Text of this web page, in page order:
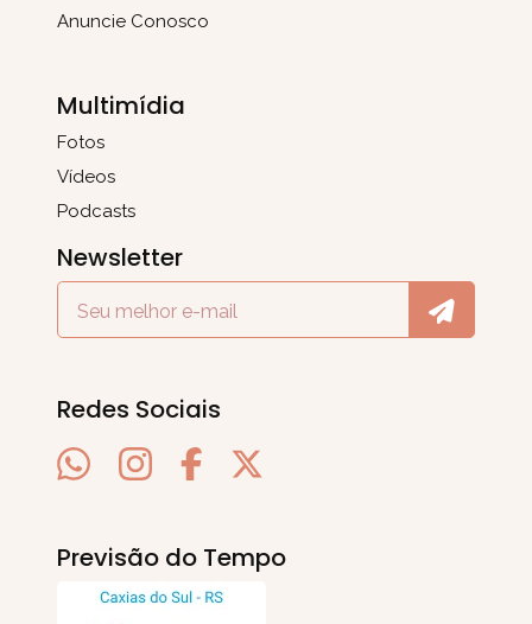
Anuncie Conosco
Multimídia
Fotos
Vídeos
Podcasts
Newsletter
Redes Sociais
Previsão do Tempo